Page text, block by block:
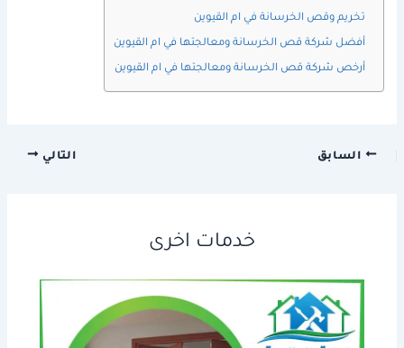
تخريم وقص الخرسانة في ام القيوين
أفضل شركة قص الخرسانة ومعالجتها في ام القيوين
أرخص شركة قص الخرسانة ومعالجتها في ام القيوين
السابق التالي
خدمات اخرى